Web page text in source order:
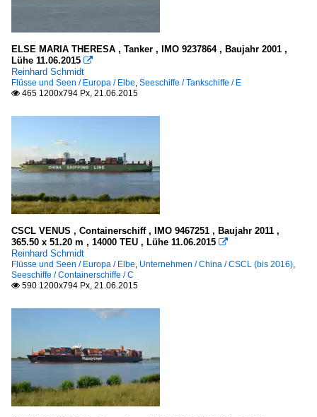
ELSE MARIA THERESA , Tanker , IMO 9237864 , Baujahr 2001 ,
Lühe 11.06.2015 
Reinhard Schmidt
Flüsse und Seen / Europa / Elbe, Seeschiffe / Tankschiffe / E
 465 1200x794 Px, 21.06.2015
CSCL VENUS , Containerschiff , IMO 9467251 , Baujahr 2011 ,
365.50 x 51.20 m , 14000 TEU , Lühe 11.06.2015 
Reinhard Schmidt
Flüsse und Seen / Europa / Elbe, Unternehmen / China / CSCL (bis 2016),
Seeschiffe / Containerschiffe / C
 590 1200x794 Px, 21.06.2015